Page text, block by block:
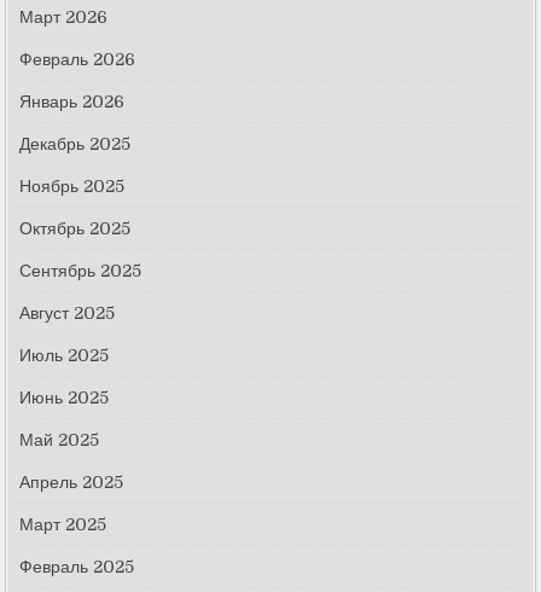
Март 2026
Февраль 2026
Январь 2026
Декабрь 2025
Ноябрь 2025
Октябрь 2025
Сентябрь 2025
Август 2025
Июль 2025
Июнь 2025
Май 2025
Апрель 2025
Март 2025
Февраль 2025